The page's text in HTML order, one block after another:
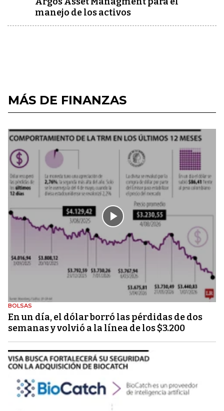
manejo de los activos
MÁS DE FINANZAS
BOLSAS
En un día, el dólar borró las pérdidas de dos
semanas y volvió a la línea de los $3.200